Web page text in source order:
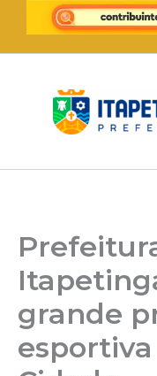
para
conteúdo
grande
esportiva